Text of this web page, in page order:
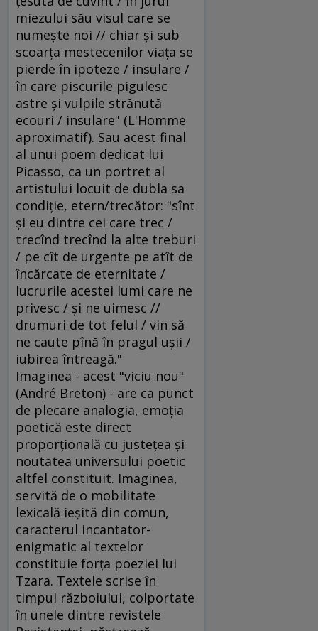
miezului său visul care se
numeşte noi // chiar şi sub
scoarţa mestecenilor viaţa se
pierde în ipoteze / insulare /
în care piscurile pigulesc
astre şi vulpile strănută
ecouri / insulare" (L'Homme
aproximatif). Sau acest final
al unui poem dedicat lui
Picasso, ca un portret al
artistului locuit de dubla sa
condiţie, etern/trecător: "sînt
şi eu dintre cei care trec /
trecînd trecînd la alte treburi
/ pe cît de urgente pe atît de
încărcate de eternitate /
lucrurile acestei lumi care ne
privesc / şi ne uimesc //
drumuri de tot felul / vin să
ne caute pînă în pragul uşii /
iubirea întreagă."
Imaginea - acest "viciu nou"
(André Breton) - are ca punct
de plecare analogia, emoţia
poetică este direct
proporţională cu justeţea şi
noutatea universului poetic
altfel constituit. Imaginea,
servită de o mobilitate
lexicală ieşită din comun,
caracterul incantator-
enigmatic al textelor
constituie forţa poeziei lui
Tzara. Textele scrise în
timpul războiului, colportate
în unele dintre revistele